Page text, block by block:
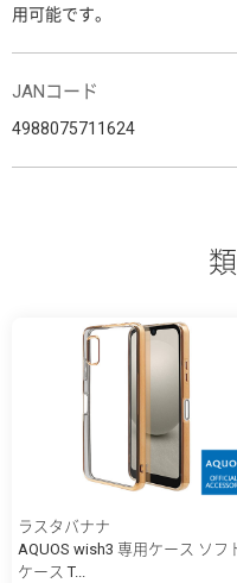
用可能です。
JANコード
4988075711624
ラスタバナナ
AQUOS wish3 専用ケース ソフ
ケース T...